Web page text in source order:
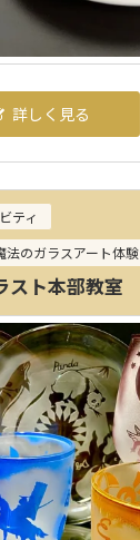
詳しく見る
ティ
法のガラスアート体験
スト本部教室